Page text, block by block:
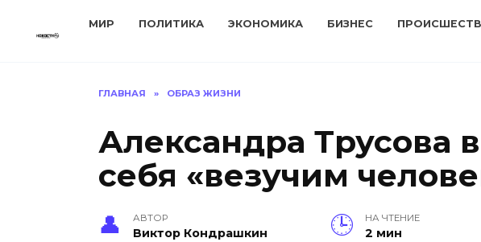
МИР ПОЛИТИКА ЭКОНОМИКА БИЗНЕС
ГЛАВНАЯ » ОБРАЗ ЖИЗНИ
Александра Трусова
себя «везучим
АВТОР
Виктор Кондрашкин
НА ЧТЕНИЕ
2 мин